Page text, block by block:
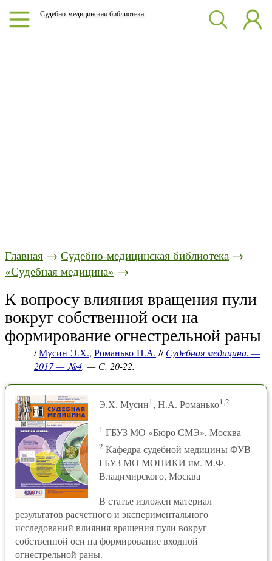
Судебно-медицинская библиотека
Главная → Судебно-медицинская библиотека →
«Судебная медицина» →
К вопросу влияния вращения пули
вокруг собственной оси на
формирование огнестрельной раны
/Мусин Э.Х., Романько Н.А. //Судебная медицина. —
2017 — №4. — С. 20-22.
Э.Х. Мусин1, Н.А. Романько1,2
1 ГБУЗ МО «Бюро СМЭ», Москва
2 Кафедра судебной медицины ФУВ
ГБУЗ МО МОНИКИ им. М.Ф.
Владимирского, Москва
В статье изложен материал
результатов расчетного и экспериментального
исследований влияния вращения пули вокруг
собственной оси на формирование входной
огнестрельной раны.